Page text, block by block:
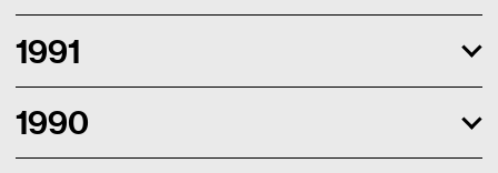
1991
1990